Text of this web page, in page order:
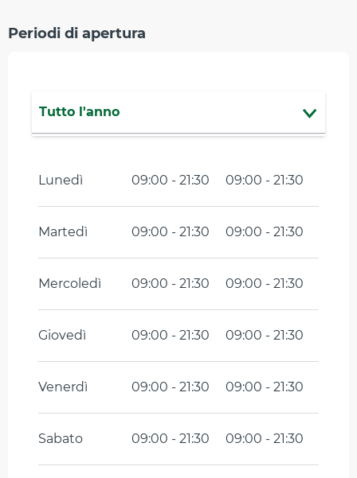
Periodi di apertura
Tutto l'anno
Lunedì
09:00 - 21:30 09:00 - 21:30
Martedì 09:00 - 21:30 09:00 - 21:30
Mercoledì 09:00 - 21:30 09:00 - 21:30
Giovedì 09:00 - 21:30 09:00 - 21:30
Venerdì 09:00 - 21:30 09:00 - 21:30
Sabato 09:00 - 21:30 09:00 - 21:30